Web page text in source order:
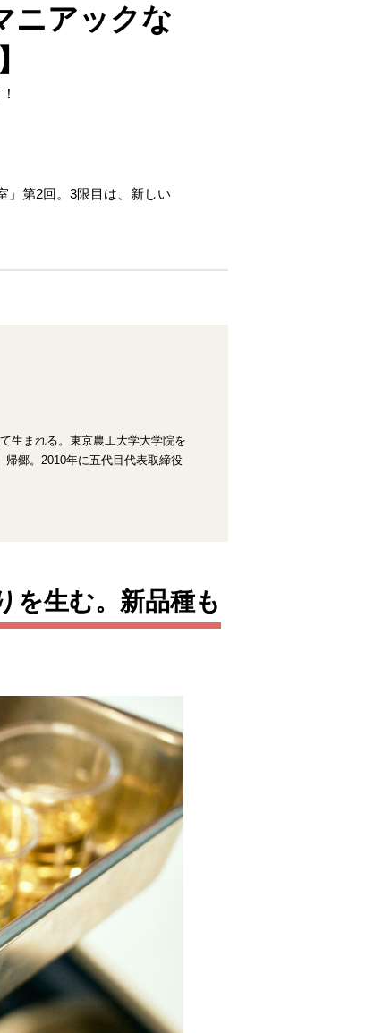
ニアックな
」第2回。3限目は、新しい
生まれる。東京農工大学大学院を
郷。2010年に五代目代表取締役
生む。新品種も